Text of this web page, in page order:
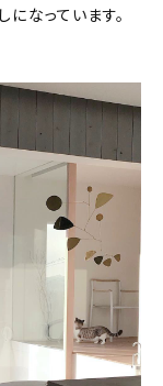
なっています。